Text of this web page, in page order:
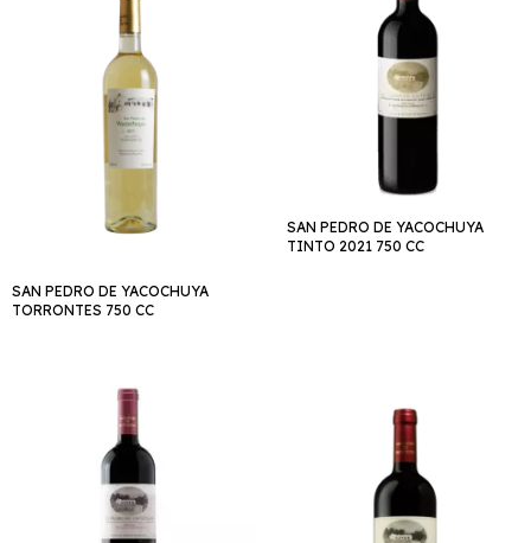
SAN PEDRO DE YACOCHUYA
TORRONTES 750 CC
SAN PEDRO DE YACOCHUYA
TINTO 2021 750 CC